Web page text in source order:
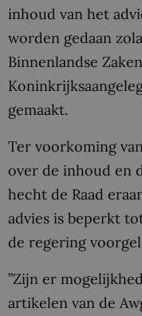
inhoud van het
worden gedaan
Binnenlandse
gemaakt.
Ter voorkoming
over de inhoud en
hecht de Raad
advies is beperkt
de regering
”Zijn er
artikelen van de